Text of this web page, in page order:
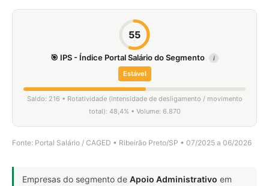
55
🎯 IPS - Índice Portal Salário do Segmento i
Estável
Saldo: 216 • Rotatividade (intensidade de desligamento / movimento
total): 48,4% • Volume: 6.870
Fonte: Portal Salário / CAGED • Ribeirão Preto/SP • 07/2025 a 06/2026
Empresas do segmento de Apoio Administrativo em